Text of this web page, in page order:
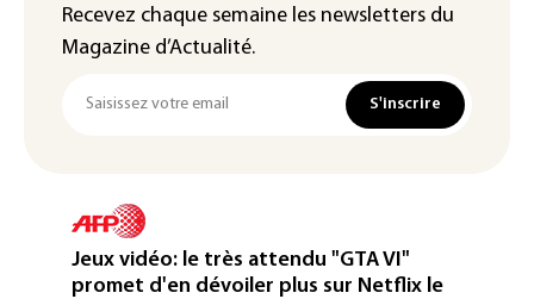
Recevez chaque semaine les newsletters du
Magazine d’Actualité.
S'inscrire
Jeux vidéo: le très attendu "GTA VI"
promet d'en dévoiler plus sur Netflix le